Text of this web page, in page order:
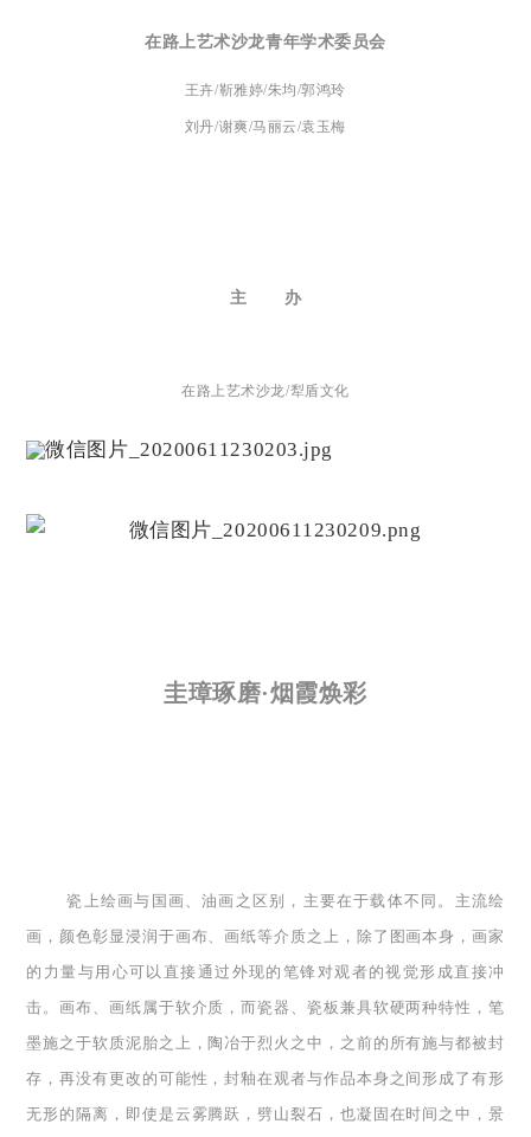
在路上艺术沙龙青年学术委员会
王卉/靳雅婷/朱均/郭鸿玲
刘丹/谢爽/马丽云/袁玉梅
主 办
在路上艺术沙龙/犁盾文化
圭璋琢磨·烟霞焕彩
瓷上绘画与国画、油画之区别，主要在于载体不同。主流绘
画，颜色彰显浸润于画布、画纸等介质之上，除了图画本身，画家
的力量与用心可以直接通过外现的笔锋对观者的视觉形成直接冲
击。画布、画纸属于软介质，而瓷器、瓷板兼具软硬两种特性，笔
墨施之于软质泥胎之上，陶冶于烈火之中，之前的所有施与都被封
存，再没有更改的可能性，封釉在观者与作品本身之间形成了有形
无形的隔离，即使是云雾腾跃，劈山裂石，也凝固在时间之中，景